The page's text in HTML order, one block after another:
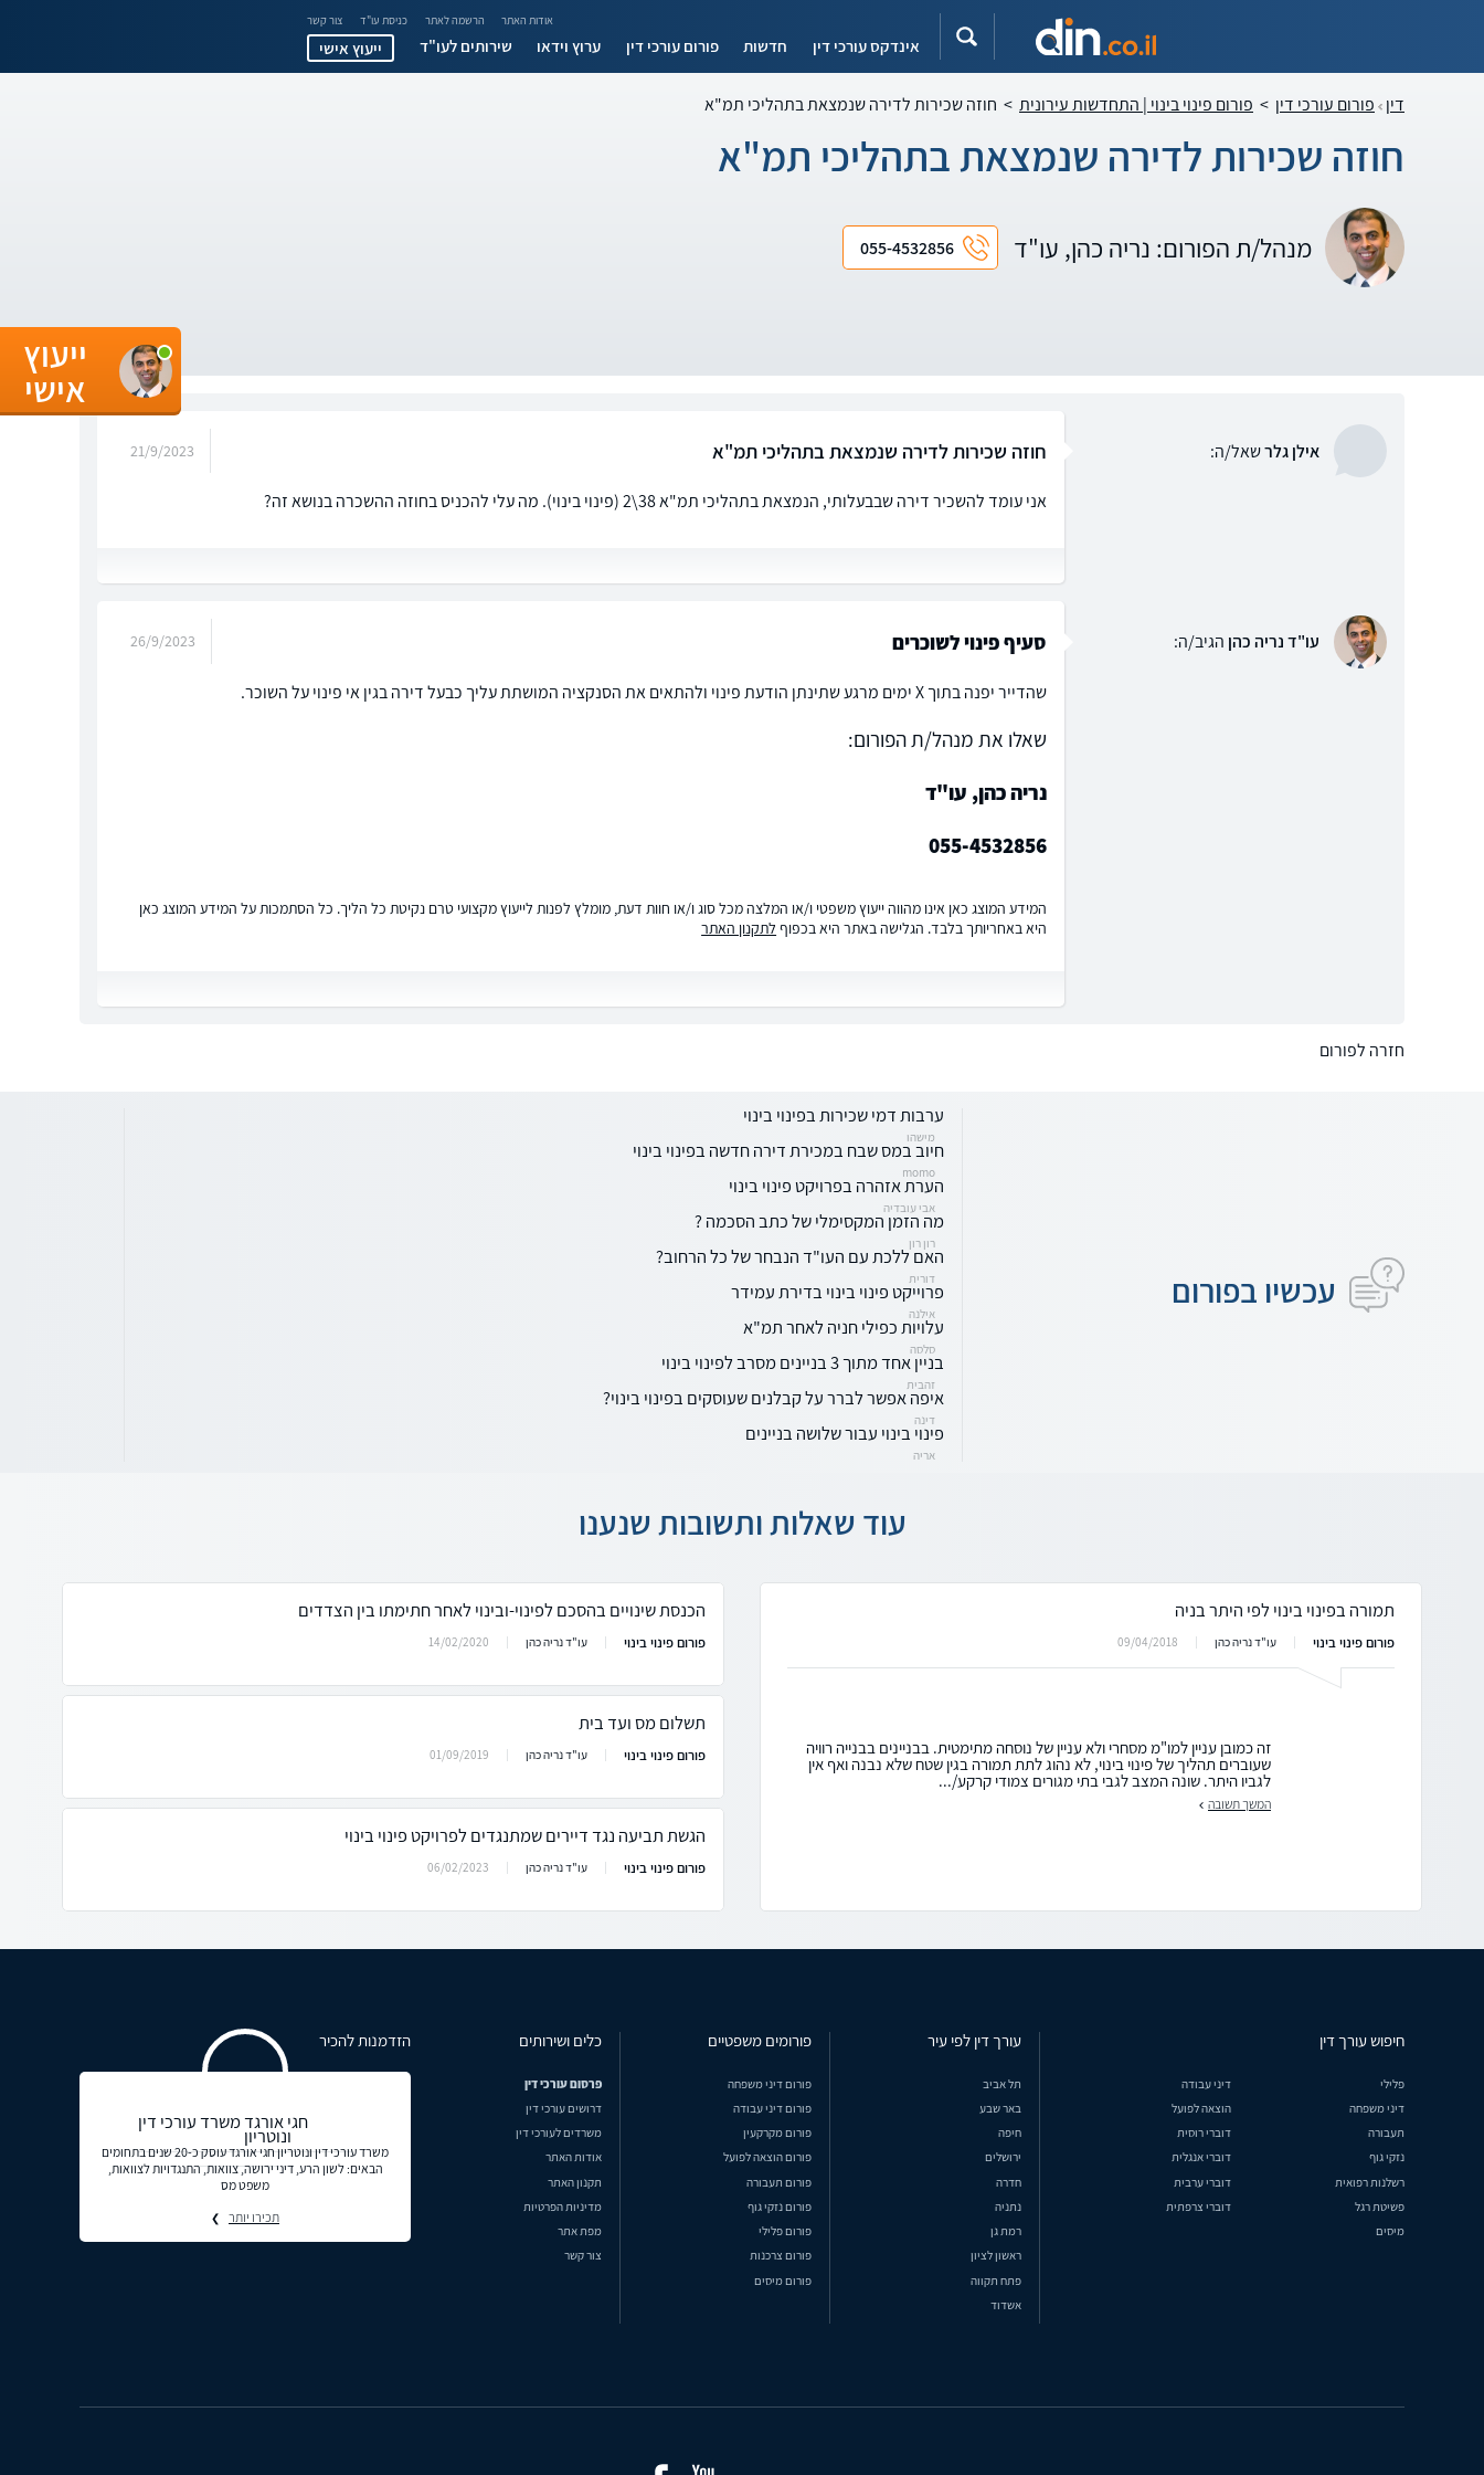
אודות האתר הרשמה לאתר כניסת עו"ד צור קשר
אינדקס עורכי דין חדשות פורום עורכי דין ערוץ וידאו שירותים לעו"ד ייעוץ אישי
דין פורום עורכי דין > פורום פינוי בינוי | התחדשות עירונית > חוזה שכירות לדירה שנמצאת בתהליכי תמ"א
חוזה שכירות לדירה שנמצאת בתהליכי תמ"א
מנהל/ת הפורום: נריה כהן, עו"ד 055-4532856
אילן גלרשאל/ה: חוזה שכירות לדירה שנמצאת בתהליכי תמ"א 21/9/2023
אני עומד להשכיר דירה שבבעלותי, הנמצאת בתהליכי תמ"א 38\2 (פינוי בינוי). מה עלי להכניס בחוזה ההשכרה בנושא זה?
עו"ד נריה כהן הגיב/ה: סעיף פינוי לשוכרים 26/9/2023
שהדייר יפנה בתוך X ימים מרגע שתינתן הודעת פינוי ולהתאים את הסנקציה המושתת עליך כבעל דירה בגין אי פינוי על השוכר.
שאלו את מנהל/ת הפורום:
נריה כהן, עו"ד
055-4532856
המידע המוצג כאן אינו מהווה ייעוץ משפטי ו/או המלצה מכל סוג ו/או חוות דעת, מומלץ לפנות לייעוץ מקצועי טרם נקיטת כל הליך. כל הסתמכות על המידע המוצג כאן
היא באחריותך בלבד. הגלישה באתר היא בכפוף לתקנון האתר
חזרה לפורום
עכשיו בפורום
ערבות דמי שכירות בפינוי בינוי
מישהו
חיוב במס שבח במכירת דירה חדשה בפינוי בינוי
momo
הערת אזהרה בפרויקט פינוי בינוי
אבי עובדיה
מה הזמן המקסימלי של כתב הסכמה ?
רון רון
האם ללכת עם העו"ד הנבחר של כל הרחוב?
דורית
פרוייקט פינוי בינוי בדירת עמידר
אילנה
עלויות כפילי חניה לאחר תמ"א
סלסה
בניין אחד מתוך 3 בניינים מסרב לפינוי בינוי
זהבית
איפה אפשר לברר על קבלנים שעוסקים בפינוי בינוי?
דינה
פינוי בינוי עבור שלושה בניינים
אריה
עוד שאלות ותשובות שנענו
תמורה בפינוי בינוי לפי היתר בניה
פורום פינוי בינוי עו"ד נריה כהן 09/04/2018
זה כמובן עניין למו"מ מסחרי ולא עניין של נוסחה מתימטית. בבניינים בבנייה רוויה
שעוברים תהליך של פינוי בינוי, לא נהוג לתת תמורה בגין שטח שלא נבנה ואף אין
לגביו היתר. שונה המצב לגבי בתי מגורים צמודי קרקע/...
המשך תשובה
הכנסת שינויים בהסכם לפינוי-ובינוי לאחר חתימתו בין הצדדים
פורום פינוי בינוי עו"ד נריה כהן 14/02/2020
תשלום מס ועד בית
פורום פינוי בינוי עו"ד נריה כהן 01/09/2019
הגשת תביעה נגד דיירים שמתנגדים לפרויקט פינוי בינוי
פורום פינוי בינוי עו"ד נריה כהן 06/02/2023
ייעוץ
אישי
חיפוש עורך דין
פלילי
דיני עבודה
דיני משפחה
הוצאה לפועל
תעבורה
דוברי רוסית
נזקי גוף
דוברי אנגלית
רשלנות רפואית
דוברי ערבית
פשיטת רגל
דוברי צרפתית
מיסים
עורך דין לפי עיר
תל אביב
באר שבע
חיפה
ירושלים
חדרה
נתניה
רמת גן
ראשון לציון
פתח תקווה
אשדוד
פורומים משפטיים
פורום דיני משפחה
פורום דיני עבודה
פורום מקרקעין
פורום הוצאה לפועל
פורום תעבורה
פורום נזקי גוף
פורום פלילי
פורום צרכנות
פורום מיסים
כלים ושירותים
פרסום עורכי דין
דרושים עורכי דין
משרדים לעורכי דין
אודות האתר
תקנון האתר
מדיניות הפרטיות
מפת אתר
צור קשר
הזדמנות להכיר
חגי אורגד משרד עורכי דין
ונוטריון
משרד עורכי דין ונוטריון חגי אורגד עוסק כ-20 שנים בתחומים
הבאים: לשון הרע, דיני ירושה, צוואות, התנגדויות לצוואות,
משפט מס
תכירו יותר